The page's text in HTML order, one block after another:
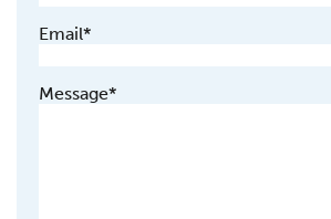
Email*
Message*